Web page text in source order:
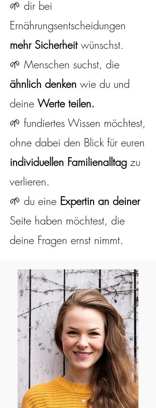
🌱 dir bei
Ernährungsentscheidungen
mehr Sicherheit wünschst.
🌱 Menschen suchst, die
ähnlich denken wie du und
deine Werte teilen.
🌱 fundiertes Wissen möchtest,
ohne dabei den Blick für euren
individuellen Familienalltag zu
verlieren.
🌱 du eine Expertin an deiner
Seite haben möchtest, die
deine Fragen ernst nimmt.